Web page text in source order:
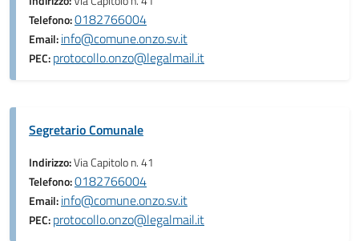
Telefono:0182766004
Email:info@comune.onzo.sv.it
PEC:protocollo.onzo@legalmail.it
Segretario Comunale
Indirizzo:Via Capitolo n. 41
Telefono:0182766004
Email:info@comune.onzo.sv.it
PEC:protocollo.onzo@legalmail.it